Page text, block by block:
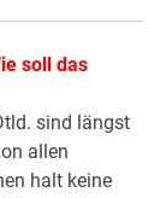
soll das
sind längst
allen
halt keine